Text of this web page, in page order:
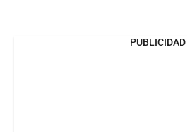
PUBLICIDAD